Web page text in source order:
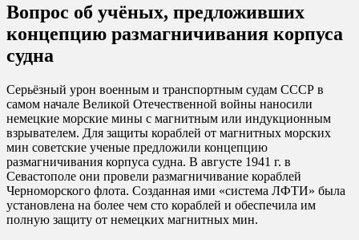
Вопрос об учёных, предложивших
концепцию размагничивания корпуса
судна
Серьёзный урон военным и транспортным судам СССР в
самом начале Великой Отечественной войны наносили
немецкие морские мины с магнитным или индукционным
взрывателем. Для защиты кораблей от магнитных морских
мин советские ученые предложили концепцию
размагничивания корпуса судна. В августе 1941 г. в
Севастополе они провели размагничивание кораблей
Черноморского флота. Созданная ими «система ЛФТИ» была
установлена на более чем сто кораблей и обеспечила им
полную защиту от немецких магнитных мин.